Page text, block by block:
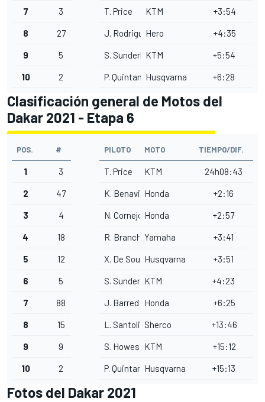
7 3 T. Price KTM +3:54
8 27 J. RodriguesHero +4:35
9 5 S. Sunderland
KTM +5:54
10 2 P. QuintanillaHusqvarna +6:28
Clasificación general de Motos del
Dakar 2021 - Etapa 6
POS. # PILOTO MOTO TIEMPO/DIF.
1 3 T. Price KTM 24h08:43
2 47 K. BenavidesHonda +2:16
3 4 N. Cornejo Honda +2:57
4 18 R. Branch Yamaha +3:41
5 12 X. De SoultraitHusqvarna +3:51
6 5 S. Sunderland
KTM +4:23
7 88 J. Barreda Honda +6:25
8 15 L. SantolinoSherco +13:46
9 9 S. Howes KTM +15:12
10 2 P. QuintanillaHusqvarna +15:13
Fotos del Dakar 2021